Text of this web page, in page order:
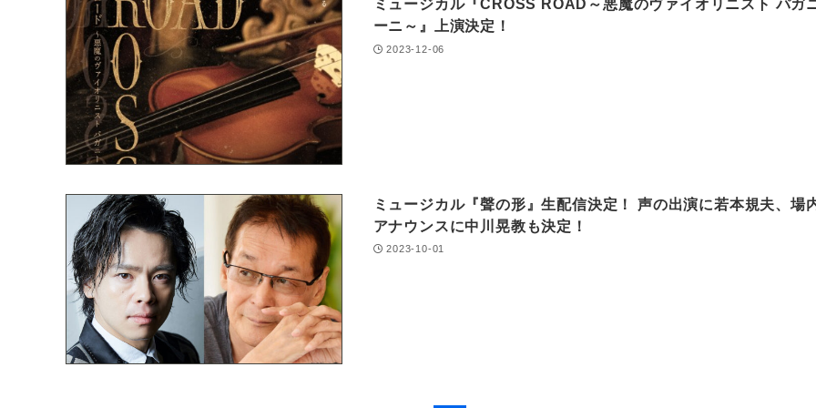
ミュージカル『CROSS ROAD～悪魔のヴァイオリニスト パガ
ーニ～』上演決定！
2023-12-06
ミュージカル『聲の形』生配信決定！ 声の出演に若本規夫、場
アナウンスに中川晃教も決定！
2023-10-01